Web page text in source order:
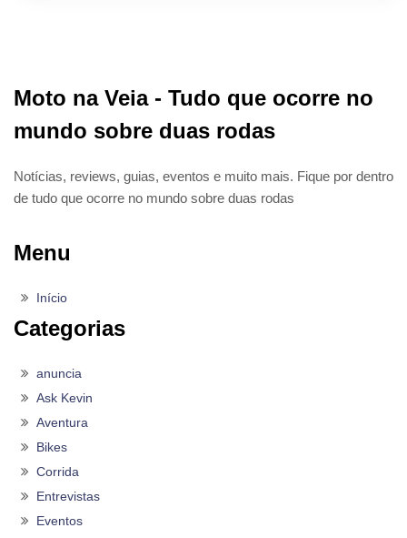
Moto na Veia - Tudo que ocorre no
mundo sobre duas rodas
Notícias, reviews, guias, eventos e muito mais. Fique por dentro
de tudo que ocorre no mundo sobre duas rodas
Menu
Início
Categorias
anuncia
Ask Kevin
Aventura
Bikes
Corrida
Entrevistas
Eventos